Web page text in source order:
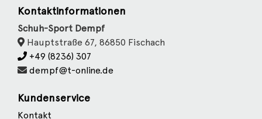
Kontaktinformationen
Schuh-Sport Dempf
Hauptstraße 67, 86850 Fischach
+49 (8236) 307
dempf@t-online.de
Kundenservice
Kontakt